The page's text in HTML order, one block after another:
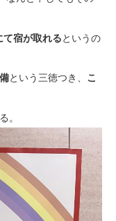
て宿が取れるというの
という三徳つき、 こ
。